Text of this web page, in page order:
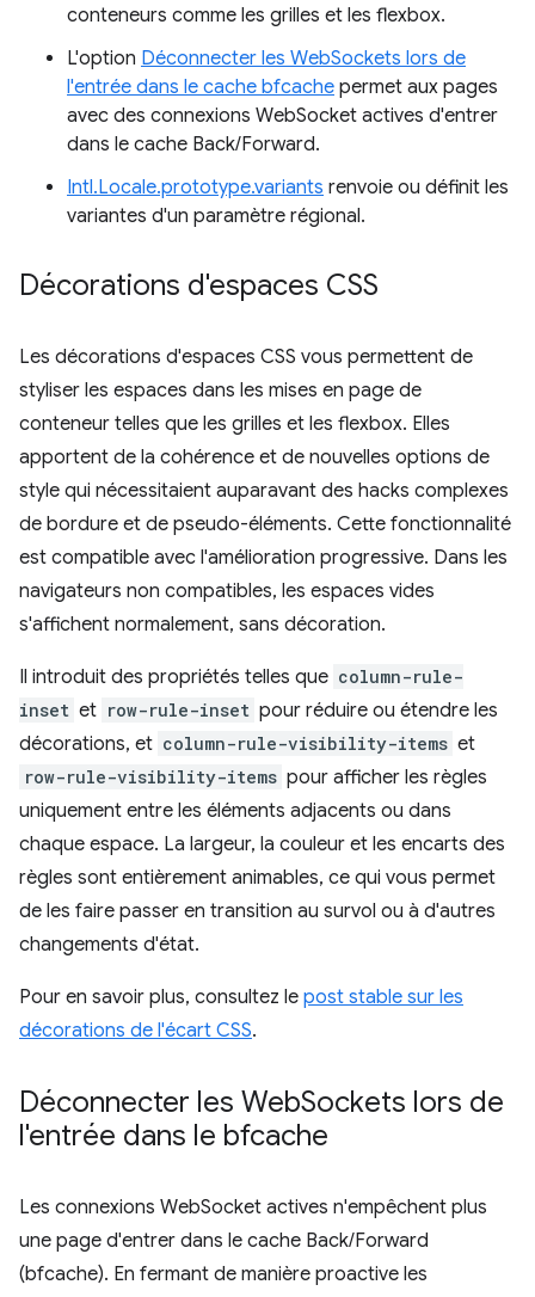
conteneurs comme les grilles et les flexbox.
L'option Déconnecter les WebSockets lors de
l'entrée dans le cache bfcache permet aux pages
avec des connexions WebSocket actives d'entrer
dans le cache Back/Forward.
Intl.Locale.prototype.variants renvoie ou définit les
variantes d'un paramètre régional.
Décorations d'espaces CSS
Les décorations d'espaces CSS vous permettent de
styliser les espaces dans les mises en page de
conteneur telles que les grilles et les flexbox. Elles
apportent de la cohérence et de nouvelles options de
style qui nécessitaient auparavant des hacks complexes
de bordure et de pseudo-éléments. Cette fonctionnalité
est compatible avec l'amélioration progressive. Dans les
navigateurs non compatibles, les espaces vides
s'affichent normalement, sans décoration.
Il introduit des propriétés telles que column-rule-
inset et row-rule-inset pour réduire ou étendre les
décorations, et column-rule-visibility-items et
row-rule-visibility-items pour afficher les règles
uniquement entre les éléments adjacents ou dans
chaque espace. La largeur, la couleur et les encarts des
règles sont entièrement animables, ce qui vous permet
de les faire passer en transition au survol ou à d'autres
changements d'état.
Pour en savoir plus, consultez le post stable sur les
décorations de l'écart CSS.
Déconnecter les WebSockets lors de
l'entrée dans le bfcache
Les connexions WebSocket actives n'empêchent plus
une page d'entrer dans le cache Back/Forward
(bfcache). En fermant de manière proactive les